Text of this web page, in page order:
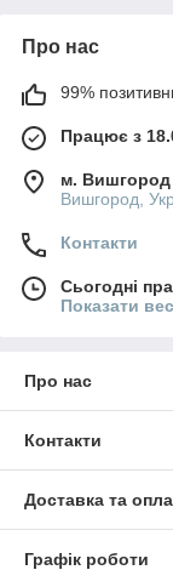
Про нас
99%
Працює з
м. Вишгород
Вишгород,
Контакти
Сьогодні
Показати
Про нас
Контакти
Доставка та
Графік роботи